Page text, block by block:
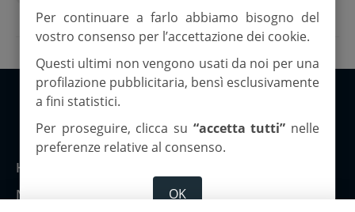
Copyright 2026 ©Corriere Cesenate
Home
Notizie
Per continuare a farlo abbiamo bisogno del
vostro consenso per l’accettazione dei cookie.
Questi ultimi non vengono usati da noi per una
profilazione pubblicitaria, bensì esclusivamente
a fini statistici.
Per proseguire, clicca su “accetta tutti” nelle
preferenze relative al consenso.
OK